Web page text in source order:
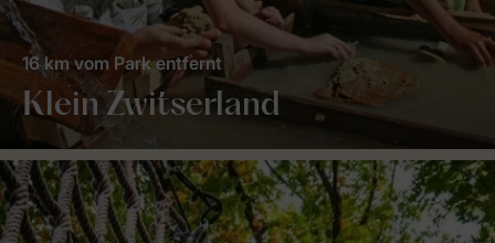
Klein Zwitserland
16 km vom Park entfernt